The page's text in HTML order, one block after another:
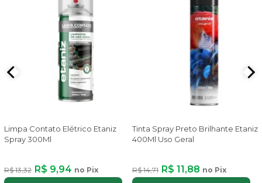
Limpa Contato Elétrico Etaniz
Spray 300Ml
R$ 13,32 R$ 9,94 no Pix
Tinta Spray Preto Brilhante Etaniz
400Ml Uso Geral
R$ 14,71 R$ 11,88 no Pix